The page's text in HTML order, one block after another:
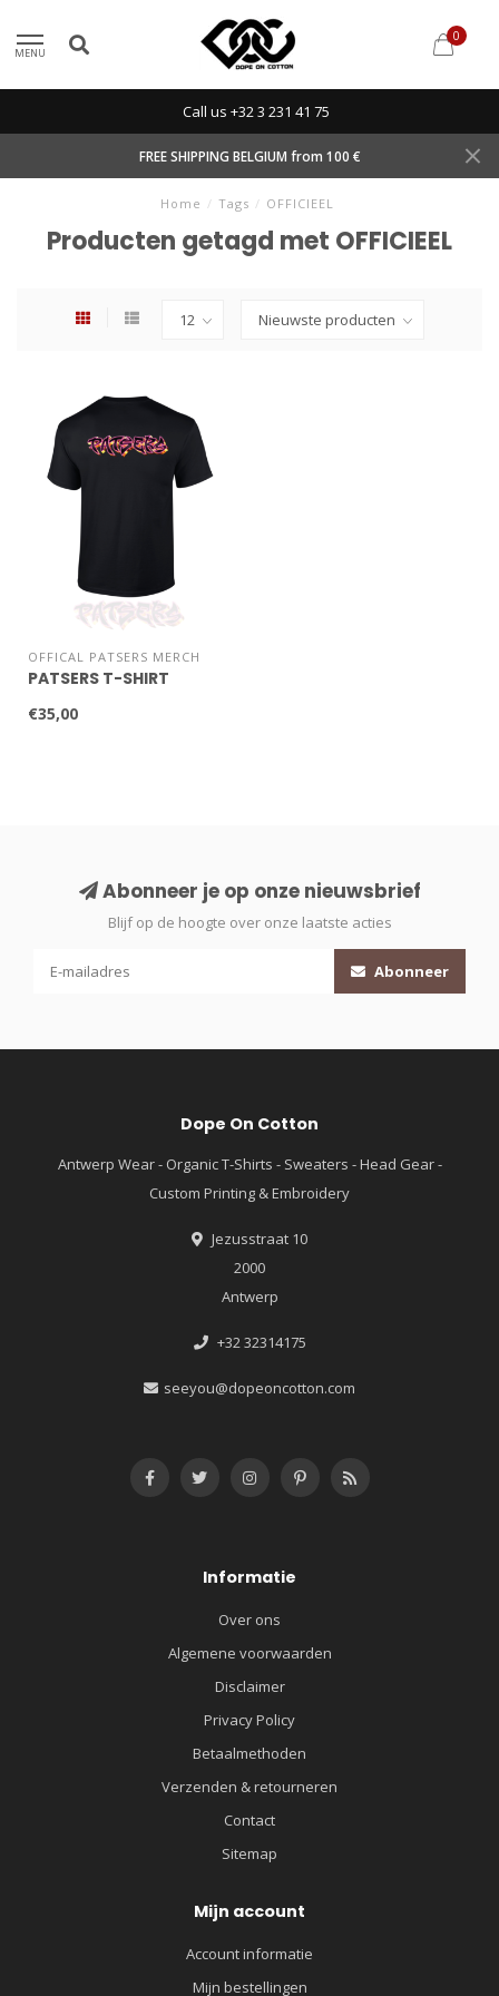
MENU
0
Call us +32 3 231 41 75
FREE SHIPPING BELGIUM from 100 €
Home / Tags / OFFICIEEL
Producten getagd met OFFICIEEL
OFFICAL PATSERS MERCH
PATSERS T-SHIRT
€35,00
Abonneer je op onze nieuwsbrief
Blijf op de hoogte over onze laatste acties
Abonneer
Dope On Cotton
Antwerp Wear - Organic T-Shirts - Sweaters - Head Gear -
Custom Printing & Embroidery
Jezusstraat 10
2000
Antwerp
+32 32314175
seeyou@dopeoncotton.com
Informatie
Over ons
Algemene voorwaarden
Disclaimer
Privacy Policy
Betaalmethoden
Verzenden & retourneren
Contact
Sitemap
Mijn account
Account informatie
Mijn bestellingen